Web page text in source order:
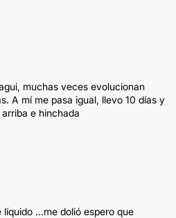
muchas veces evolucionan
A mí me pasa igual, llevo 10 días y
e hinchada
...me dolió espero que